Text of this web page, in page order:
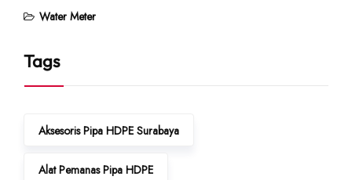
Water Meter
Tags
Aksesoris Pipa HDPE Surabaya
Alat Pemanas Pipa HDPE